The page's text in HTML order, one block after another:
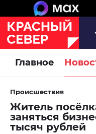
Главное
Происшествия
Житель
заняться
тысяч рублей